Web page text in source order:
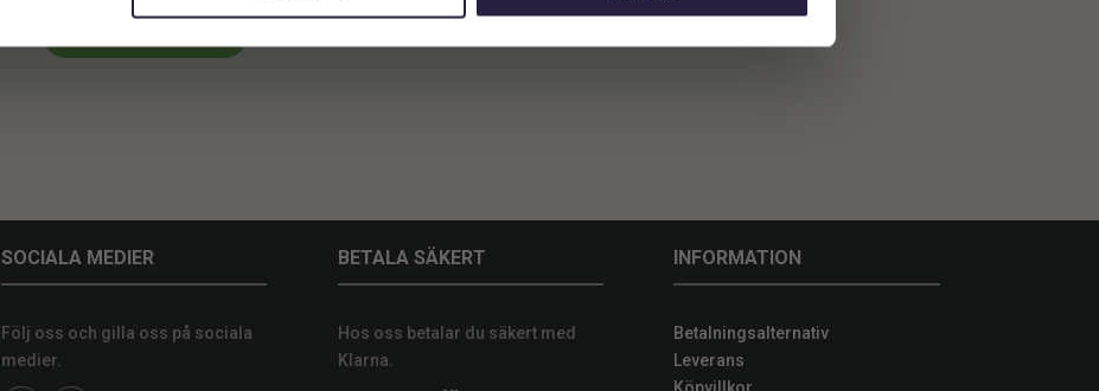
SOCIALA MEDIER
Följ oss och gilla oss på sociala
medier.
BETALA SÄKERT
Hos oss betalar du säkert med
Klarna.
INFORMATION
Betalningsalternativ
Leverans